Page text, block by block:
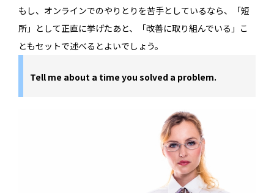
もし、オンラインでのやりとりを苦手としているなら、「短
所」として正直に挙げたあと、「改善に取り組んでいる」こ
ともセットで述べるとよいでしょう。
Tell me about a time you solved a problem.